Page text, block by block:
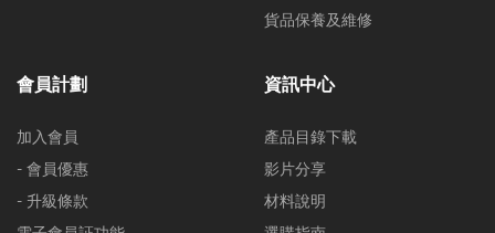
貨品保養及維修
會員計劃
加入會員
- 會員優惠
- 升級條款
資訊中心
產品目錄下載
影片分享
材料說明